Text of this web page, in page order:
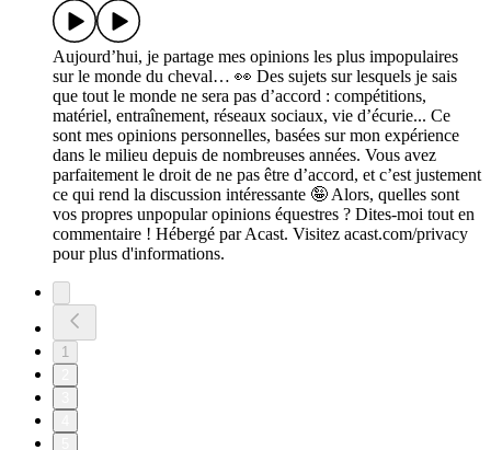
Aujourd’hui, je partage mes opinions les plus impopulaires
sur le monde du cheval… 👀 Des sujets sur lesquels je sais
que tout le monde ne sera pas d’accord : compétitions,
matériel, entraînement, réseaux sociaux, vie d’écurie... Ce
sont mes opinions personnelles, basées sur mon expérience
dans le milieu depuis de nombreuses années. Vous avez
parfaitement le droit de ne pas être d’accord, et c’est justement
ce qui rend la discussion intéressante 🤪 Alors, quelles sont
vos propres unpopular opinions équestres ? Dites-moi tout en
commentaire ! Hébergé par Acast. Visitez acast.com/privacy
pour plus d'informations.
1